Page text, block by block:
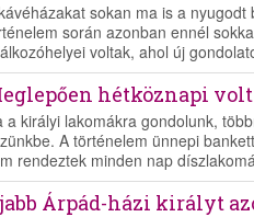
sokan ma is a
során azonban ennél
voltak, ahol új
hétköznapi
a királyi lakomákra gondolunk,
A történelem ünnepi
rendeztek minden nap
Árpád-házi királyt